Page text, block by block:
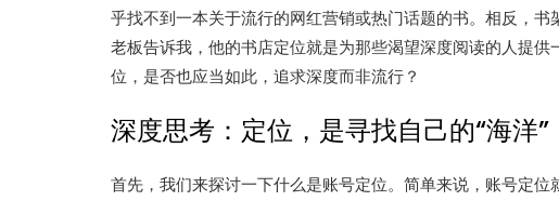
乎找不到一本关于流行的网红营销或热门话题的书。相反，书
老板告诉我，他的书店定位就是为那些渴望深度阅读的人提
位，是否也应当如此，追求深度而非流行？
深度思考：定位，是寻找自己的“海洋”
首先，我们来探讨一下什么是账号定位。简单来说，账号定